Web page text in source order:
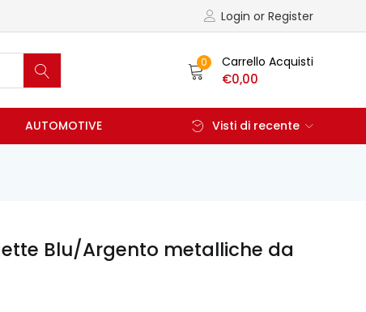
Login or Register
0 Carrello Acquisti
€0,00
AUTOMOTIVE Visti di recente
Blu/Argento metalliche da